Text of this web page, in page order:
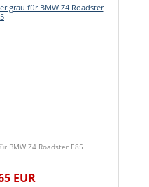
BMW Z4 Roadster E85
EUR